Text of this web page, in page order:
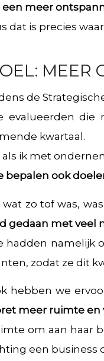
een meer
dat is precies
MEER
de
evalueerden die
kwartaal.
als ik met
bepalen ook
wat zo tof was,
gedaan met veel
hadden namelijk
zodat ze dit
hebben we
meer ruimte en
om aan haar
een business